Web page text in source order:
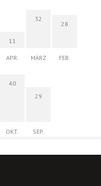
11
APR.
32
MÄRZ
28
FEB.
40
OKT.
29
SEP.